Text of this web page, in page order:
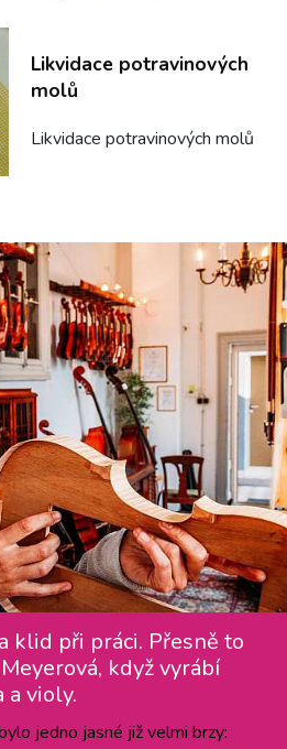
Likvidace potravinových
molů
Likvidace potravinových molů
klid při práci. Přesně to
když vyrábí
a violy.
jedno jasné již velmi brzy: